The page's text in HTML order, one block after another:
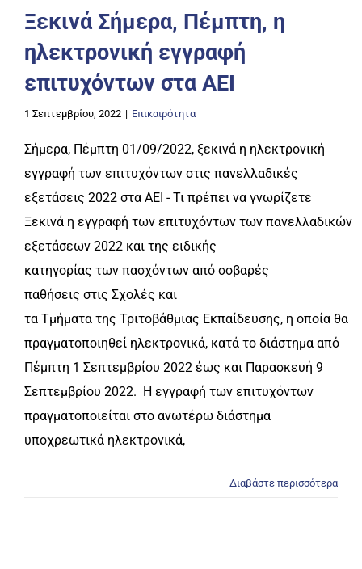
Ξεκινά Σήμερα, Πέμπτη, η
ηλεκτρονική εγγραφή
επιτυχόντων στα ΑΕΙ
1 Σεπτεμβρίου, 2022 | Επικαιρότητα
Σήμερα, Πέμπτη 01/09/2022, ξεκινά η ηλεκτρονική
εγγραφή των επιτυχόντων στις πανελλαδικές
εξετάσεις 2022 στα ΑΕΙ - Τι πρέπει να γνωρίζετε
Ξεκινά η εγγραφή των επιτυχόντων των πανελλαδικών
εξετάσεων 2022 και της ειδικής
κατηγορίας των πασχόντων από σοβαρές
παθήσεις στις Σχολές και
τα Τμήματα της Τριτοβάθμιας Εκπαίδευσης, η οποία θα
πραγματοποιηθεί ηλεκτρονικά, κατά το διάστημα από
Πέμπτη 1 Σεπτεμβρίου 2022 έως και Παρασκευή 9
Σεπτεμβρίου 2022. Η εγγραφή των επιτυχόντων
πραγματοποιείται στο ανωτέρω διάστημα
υποχρεωτικά ηλεκτρονικά,
Διαβάστε περισσότερα